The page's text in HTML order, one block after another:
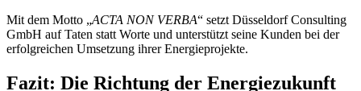
Mit dem Motto „ACTA NON VERBA“ setzt Düsseldorf Consulting
GmbH auf Taten statt Worte und unterstützt seine Kunden bei der
erfolgreichen Umsetzung ihrer Energieprojekte.
Fazit: Die Richtung der Energiezukunft